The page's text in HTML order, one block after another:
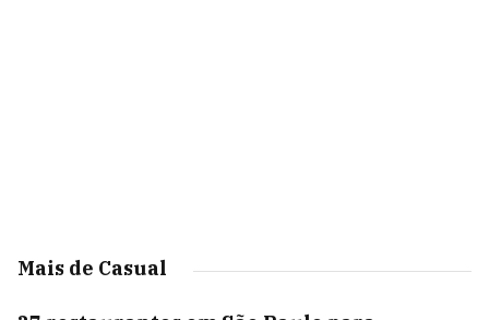
Mais de Casual